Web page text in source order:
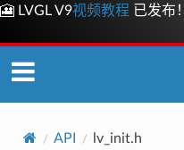
🎦 LVGL V9视频教程 已发布！
API lv_init.h